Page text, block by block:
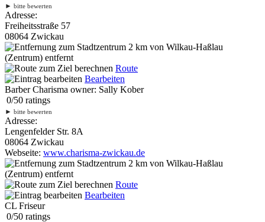
► bitte bewerten
Adresse:
Freiheitsstraße 57
08064 Zwickau
2 km von Wilkau-Haßlau
(Zentrum) entfernt
Route
Bearbeiten
Barber Charisma owner: Sally Kober
0/50 ratings
► bitte bewerten
Adresse:
Lengenfelder Str. 8A
08064 Zwickau
Webseite: www.charisma-zwickau.de
2 km von Wilkau-Haßlau
(Zentrum) entfernt
Route
Bearbeiten
CL Friseur
0/50 ratings